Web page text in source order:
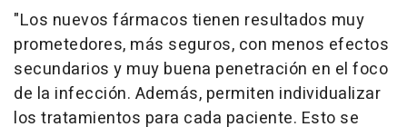
"Los nuevos fármacos tienen resultados muy
prometedores, más seguros, con menos efectos
secundarios y muy buena penetración en el foco
de la infección. Además, permiten individualizar
los tratamientos para cada paciente. Esto se